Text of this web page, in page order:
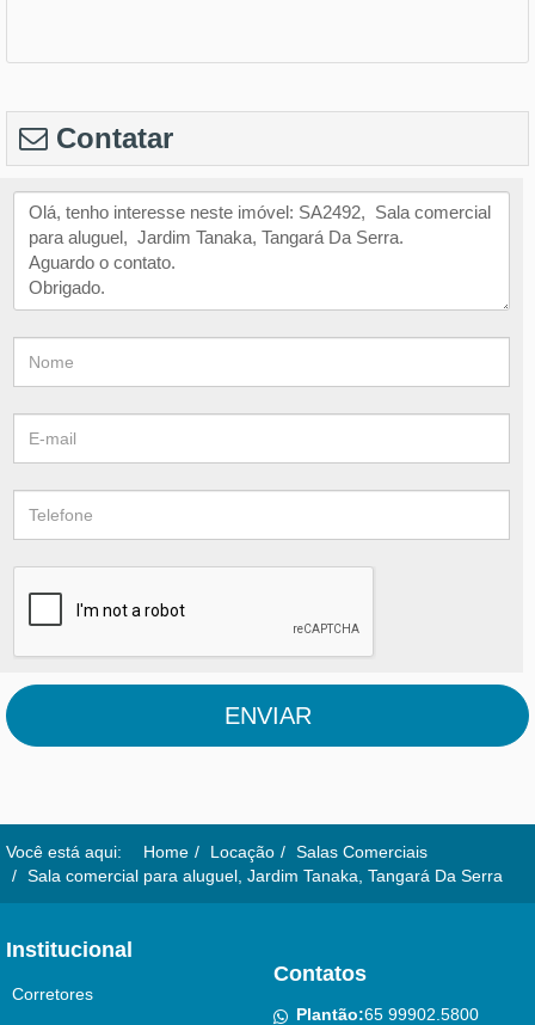
Contatar
ENVIAR
Você está aqui: Home Locação
Salas Comerciais
Sala comercial para aluguel, Jardim Tanaka, Tangará Da Serra
Institucional
Corretores
Contatos
Plantão:65 99902.5800